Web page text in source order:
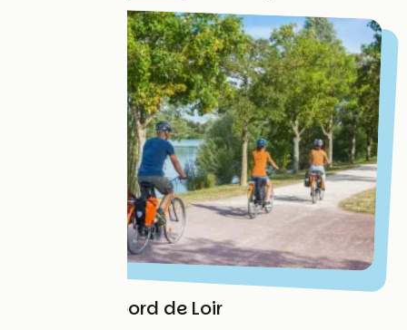
Détente en bord de Loir